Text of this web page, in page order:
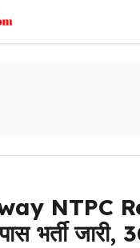
NTPC
पास भर्ती